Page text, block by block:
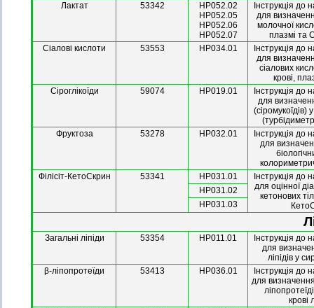
Лактат
53342
НР052.02
НР052.05
НР052.06
НР052.07
Інструкція до
для
молочної
плазмі та
Сіалові кислоти
53553 НР034.01
Інструкція до
для
cіалових
крові,
Сіроглікоїди
59074 HP019.01
Інструкція до
для
(сіромукоїдів)
Фруктоза
53278 HP032.01
Інструкція до
для
Філісіт-КетоСкрин
53341 HP031.01
Інструкція до
для оцінної
кетонових
HP031.02
HP031.03
Загальні ліпіди 53354 HP011.01
нструкція до
для
ліпідів у
β-ліпопротеїди
53413 НР036.01
нструкція до
для
крові